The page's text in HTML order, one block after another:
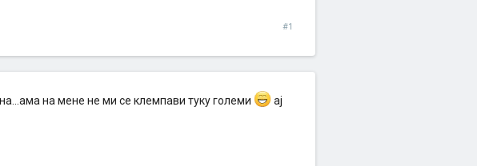
#1
на мене не ми се клемпави туку големи
ај